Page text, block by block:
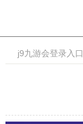
j9九游会登录入